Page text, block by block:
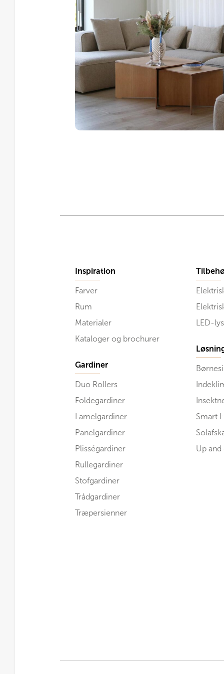
Inspiration
Farver
Rum
Materialer
Kataloger og brochurer
Gardiner
Duo Rollers
Foldegardiner
Lamelgardiner
Panelgardiner
Plisségardiner
Rullegardiner
Stofgardiner
Trådgardiner
Træpersienner
LED-lys
Smart
Up